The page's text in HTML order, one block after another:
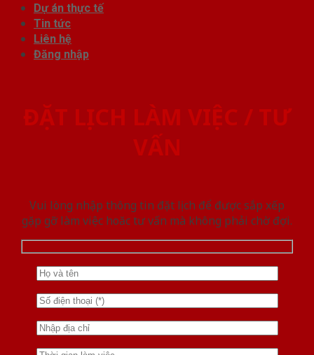
Dự án thực tế
Tin tức
Liên hệ
Đăng nhập
ĐẶT LỊCH LÀM VIỆC / TƯ
VẤN
Vui lòng nhập thông tin đặt lịch để được sắp xếp
gặp gỡ làm việc hoăc tư vấn mà không phải chờ đợi.